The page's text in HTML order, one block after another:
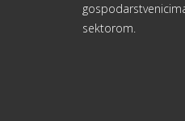
sektorom.